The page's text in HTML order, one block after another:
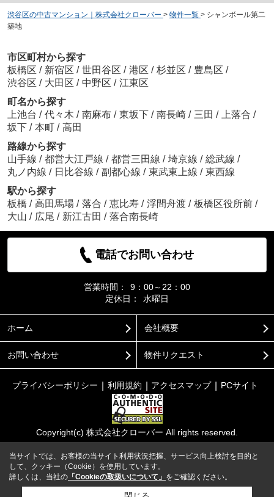
渋谷区の中古マンション｜株式会社クローバー > 物件一覧 > シャンボール第二
築地
市区町村から探す
板橋区 / 新宿区 / 世田谷区 / 港区 / 杉並区 / 豊島区 /
渋谷区 / 大田区 / 中野区 / 江東区
町名から探す
上池台 / 代々木 / 南麻布 / 東坂下 / 南長崎 / 三田 / 上落合 /
坂下 / 本町 / 高田
路線から探す
山手線 / 都営大江戸線 / 都営三田線 / 埼京線 / 総武線 /
丸ノ内線 / 日比谷線 / 副都心線 / 東武東上線 / 東西線
駅から探す
板橋 / 高田馬場 / 落合 / 恵比寿 / 浮間舟渡 / 板橋区役所前 /
大山 / 広尾 / 新江古田 / 落合南長崎
電話でお問い合わせ
営業時間：
9：00～22：00
定休日：
水曜日
ホーム 会社概要
お問い合わせ 物件リクエスト
プライバシーポリシー 利用規約 アクセスマップ PCサイト
Copyright(c) 株式会社クローバー All rights reserved.
当サイトでは、お客様の当サイト利用状況把握、サービス向上検討を目的と
して、クッキー（Cookie）を使用しています。
詳しくは、当社の 「Cookieの取扱いについて」 をご確認ください。